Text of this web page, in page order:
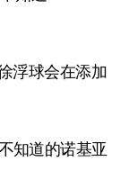
浮球会在添加